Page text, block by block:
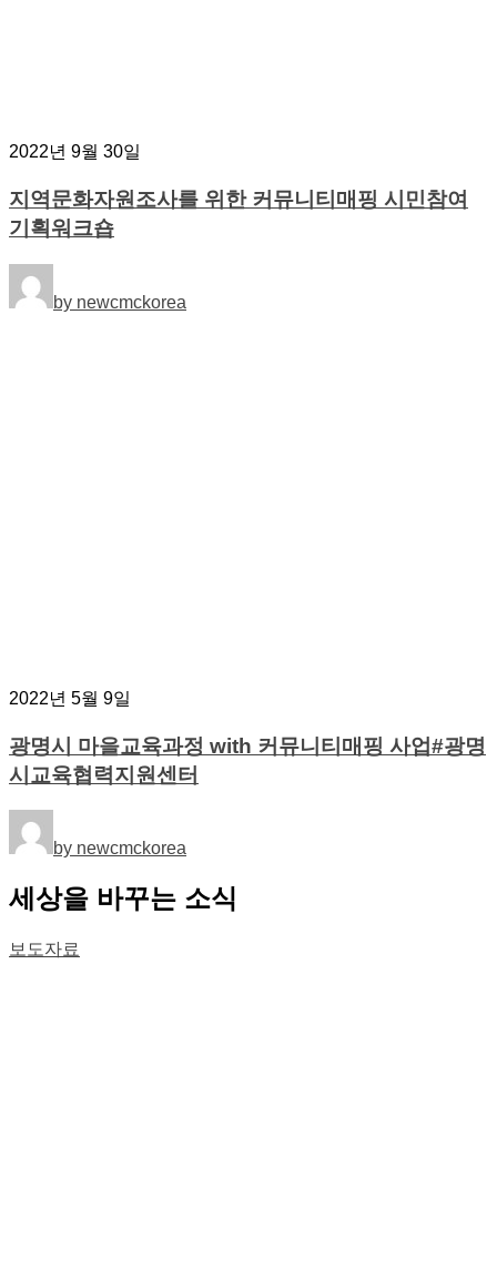
2022년 9월 30일
지역문화자원조사를 위한 커뮤니티매핑 시민참여
기획워크숍
by newcmckorea
2022년 5월 9일
광명시 마을교육과정 with 커뮤니티매핑 사업#광명
시교육협력지원센터
by newcmckorea
세상을 바꾸는 소식
보도자료